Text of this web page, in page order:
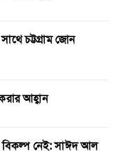
চট্টগ্রাম জোন
আহ্বান
বিকল্প নেই: সাঈদ আল